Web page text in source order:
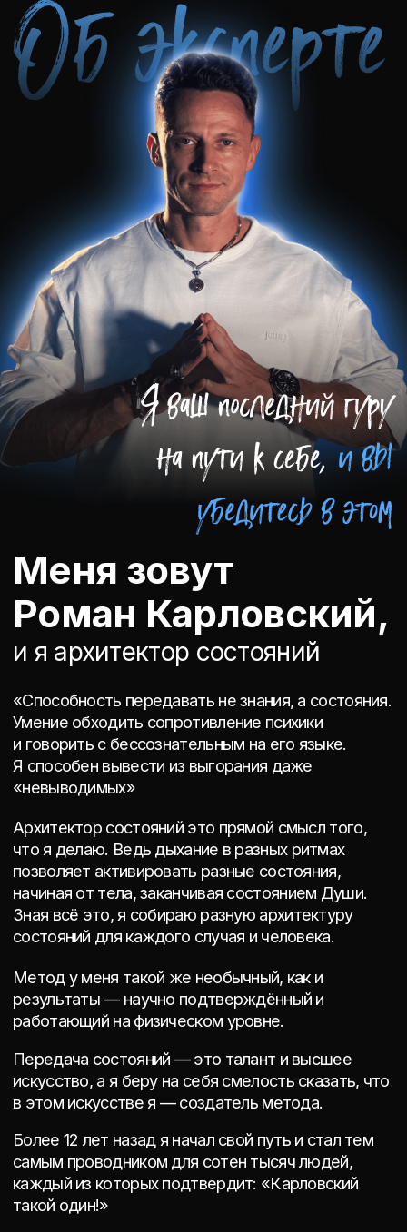
Вы получите:
7 основных дыхательных
практик (ядро курса).
3 мощных бонуса для
ускорения и углубления
результатов.
общая стоимость пакета:
цена при подключении в
течение 24 часов: 4 444 ₽
Потому что Моя задача —
чтобы Вы на себе ощутили
мощь и системность метода.
дальнейшем погружении в мой метод не
из рекламы, а из личного опыта.
ДА, РОМАН! Я ЗАБИРАЮ
7 ПРАКТИК И БОНУСЫ!
После одного дыхания
приходят долгожданные
ответы на все ваши
Мощные инсайты,
озарения, четко и
бережно